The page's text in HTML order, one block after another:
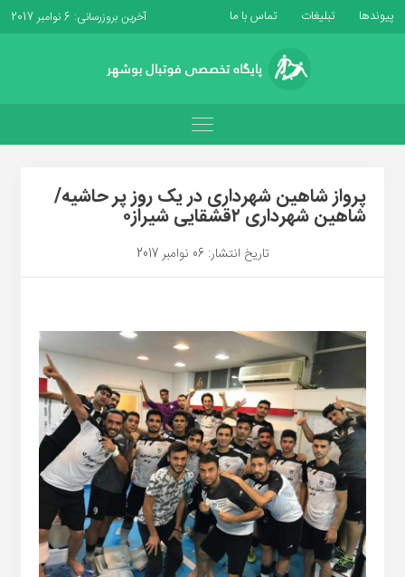
پیوندها تبلیغات تماس با ما آخرین بروزرسانی: 6 نوامبر 2017
پرواز شاهین شهرداری در یک روز پر حاشیه/
شاهین شهرداری ۲قشقایی شیراز۰
تاریخ انتشار: 06 نوامبر 2017